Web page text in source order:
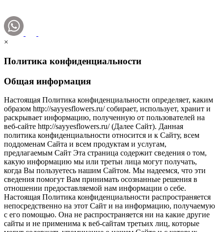
×
Политика конфиденциальности
Общая информация
Настоящая Политика конфиденциальности определяет, каким
образом http://sayyesflowers.ru/ собирает, использует, хранит и
раскрывает информацию, полученную от пользователей на
веб-сайте http://sayyesflowers.ru/ (Далее Cайт). Данная
политика конфиденциальности относится и к Сайту, всем
поддоменам Сайта и всем продуктам и услугам,
предлагаемым Сайт Эта страница содержит сведения о том,
какую информацию мы или третьи лица могут получать,
когда Вы пользуетесь нашим Сайтом. Мы надеемся, что эти
сведения помогут Вам принимать осознанные решения в
отношении предоставляемой нам информации о себе.
Настоящая Политика конфиденциальности распространяется
непосредственно на этот Сайт и на информацию, получаемую
с его помощью. Она не распространяется ни на какие другие
сайты и не применима к веб-сайтам третьих лиц, которые